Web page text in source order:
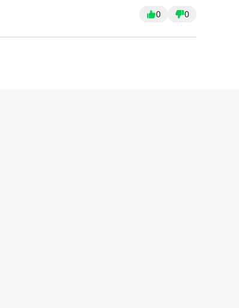
0 0